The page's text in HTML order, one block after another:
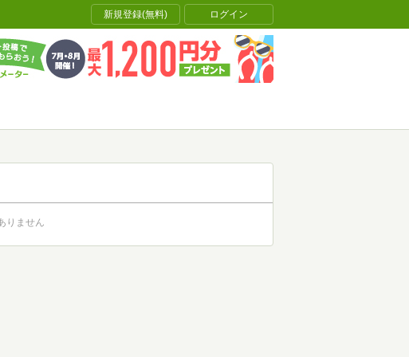
新規登録(無料) ログイン
りません